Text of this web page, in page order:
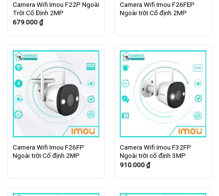
Camera Wifi Imou F22P Ngoài
Trời Cố Định 2MP
679.000₫
Camera Wifi Imou F26FEP
Ngoài trời Cố định 2MP
Camera Wifi Imou F26FP
Ngoài trời Cố định 2MP
Camera Wifi Imou F32FP
Ngoài trời cố định 3MP
910.000₫